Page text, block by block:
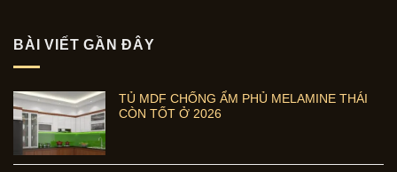
BÀI VIẾT GẦN ĐÂY
TỦ MDF CHỐNG ẨM PHỦ MELAMINE THÁI
CÒN TỐT Ở 2026